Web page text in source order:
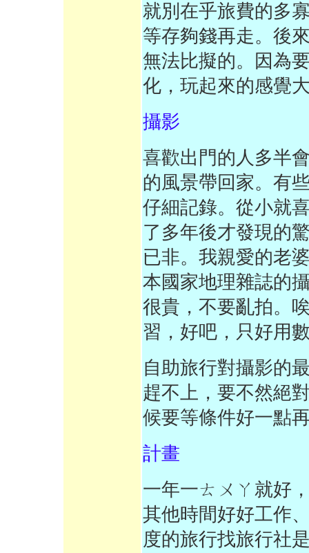
就別在乎旅費的多
等存夠錢再走。後
無法比擬的。因為
化，玩起來的感覺
攝影
喜歡出門的人多半
的風景帶回家。有
仔細記錄。從小就
了多年後才發現的
已非。我親愛的老
本國家地理雜誌的
很貴，不要亂拍。
習，好吧，只好用
自助旅行對攝影的
趕不上，要不然絕
候要等條件好一點
計畫
一年一ㄊㄨㄚ就好
其他時間好好工作
度的旅行找旅行社